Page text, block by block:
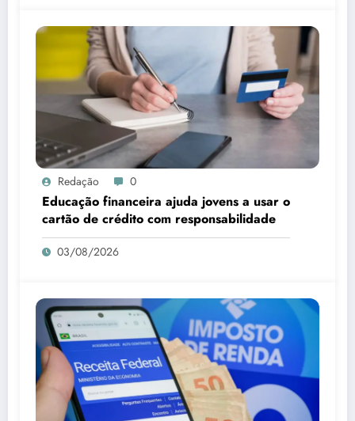
Redação 0
Educação financeira ajuda jovens a usar o
cartão de crédito com responsabilidade
03/08/2026